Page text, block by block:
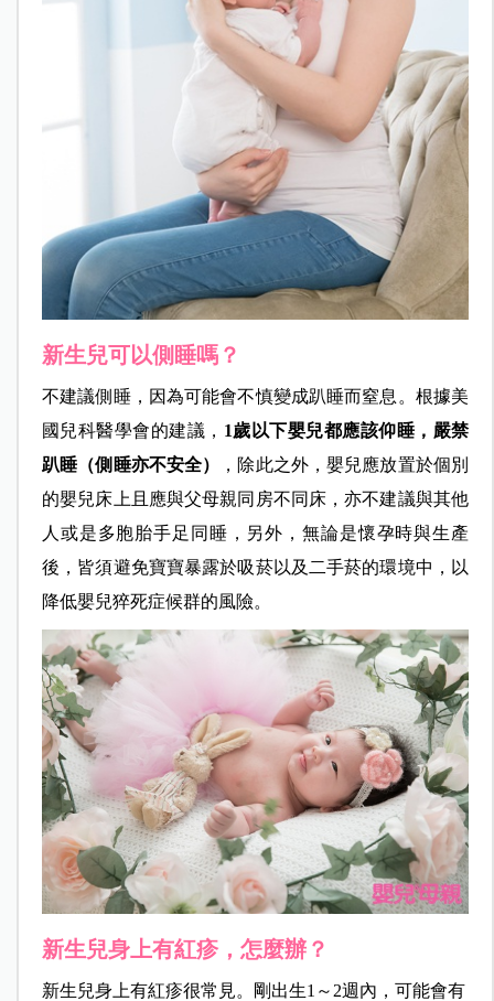
新生兒可以側睡嗎？
不建議側睡，因為可能會不慎變成趴睡而窒息。根據美
國兒科醫學會的建議， 1歲以下嬰兒都應該仰睡，嚴禁
趴睡（側睡亦不安全）
，除此之外，嬰兒應放置於個別
的嬰兒床上且應與父母親同房不同床，亦不建議與其他
人或是多胞胎手足同睡，另外，無論是懷孕時與生產
後，皆須避免寶寶暴露於吸菸以及二手菸的環境中，以
降低嬰兒猝死症候群的風險。
新生兒身上有紅疹，怎麼辦？
新生兒身上有紅疹很常見。剛出生1～2週內，可能會有